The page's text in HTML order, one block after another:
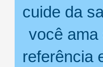
cuide da
você ama
referência